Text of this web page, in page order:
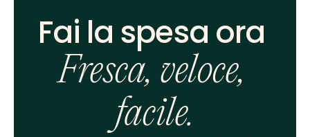
Fai la spesa ora
Fresca, veloce,
facile.